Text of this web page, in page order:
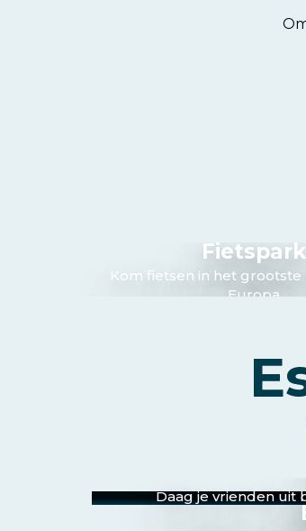
Fietspark
Kom fietsen in het grootste
Europa
Daag je vrienden uit